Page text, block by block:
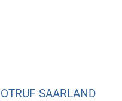
SAARLAND